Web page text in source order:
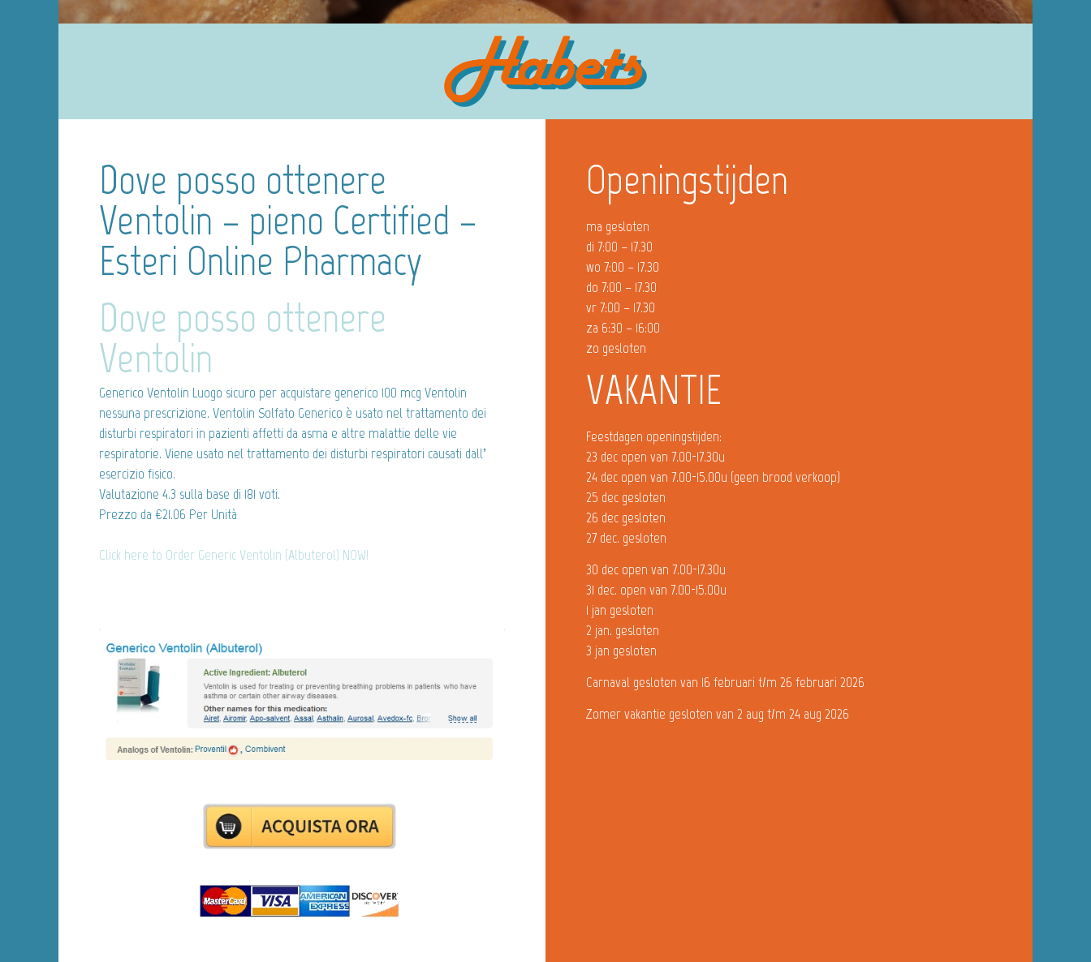
Dove posso ottenere
Ventolin – pieno Certified –
Esteri Online Pharmacy
Dove posso ottenere
Ventolin
Generico Ventolin Luogo sicuro per acquistare generico 100 mcg Ventolin
nessuna prescrizione. Ventolin Solfato Generico è usato nel trattamento dei
disturbi respiratori in pazienti affetti da asma e altre malattie delle vie
respiratorie. Viene usato nel trattamento dei disturbi respiratori causati dall’
esercizio fisico.
Valutazione 4.3 sulla base di 181 voti.
Prezzo da €21.06 Per Unità
Click here to Order Generic Ventolin (Albuterol) NOW!
Openingstijden
ma gesloten
di 7:00 – 17.30
wo 7:00 – 17.30
do 7:00 – 17.30
vr 7:00 – 17.30
za 6:30 – 16:00
zo gesloten
VAKANTIE
Feestdagen openingstijden:
23 dec open van 7.00-17.30u
24 dec open van 7.00-15.00u (geen brood verkoop)
25 dec gesloten
26 dec gesloten
27 dec. gesloten
30 dec open van 7.00-17.30u
31 dec. open van 7.00-15.00u
1 jan gesloten
2 jan. gesloten
3 jan gesloten
Carnaval gesloten van 16 februari t/m 26 februari 2026
Zomer vakantie gesloten van 2 aug t/m 24 aug 2026